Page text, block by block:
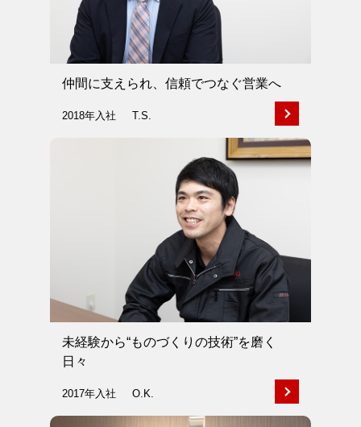
仲間に支えられ、信頼でつなぐ営業へ
2018年入社 T.S.
未経験から“ものづくりの技術”を磨く
日々
2017年入社 O.K.